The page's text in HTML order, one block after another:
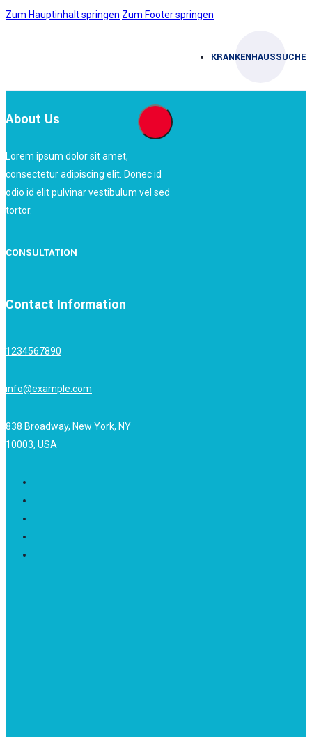
Zum Hauptinhalt springen Zum Footer springen
KRANKENHAUSSUCHE
About Us
Lorem ipsum dolor sit amet,
consectetur adipiscing elit. Donec id
odio id elit pulvinar vestibulum vel sed
tortor.
CONSULTATION
Contact Information
1234567890
info@example.com
838 Broadway, New York, NY
10003, USA